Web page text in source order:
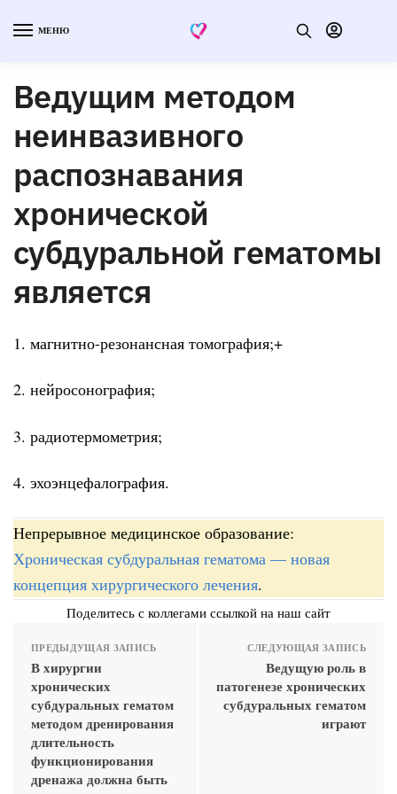
МЕНЮ
Ведущим методом
неинвазивного
распознавания
хронической
субдуральной гематомы
является
1. магнитно-резонансная томография;+
2. нейросонография;
3. радиотермометрия;
4. эхоэнцефалография.
Непрерывное медицинское образование:
Хроническая субдуральная гематома — новая
концепция хирургического лечения.
Поделитесь с коллегами ссылкой на наш сайт
ПРЕДЫДУЩАЯ ЗАПИСЬ
В хирургии
хронических
субдуральных гематом
методом дренирования
длительность
функционирования
дренажа должна быть
СЛЕДУЮЩАЯ ЗАПИСЬ
Ведущую роль в
патогенезе хронических
субдуральных гематом
играют